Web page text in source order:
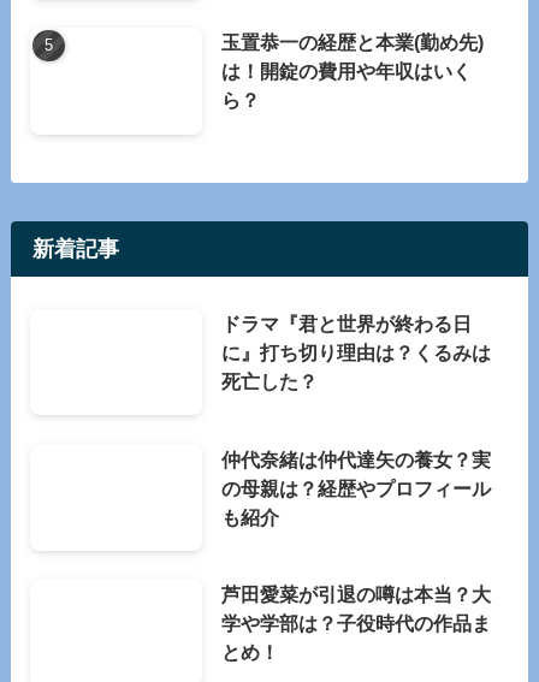
玉置恭一の経歴と本業(勤め先)
は！開錠の費用や年収はいく
ら？
新着記事
ドラマ『君と世界が終わる日
に』打ち切り理由は？くるみは
死亡した？
仲代奈緒は仲代達矢の養女？実
の母親は？経歴やプロフィール
も紹介
芦田愛菜が引退の噂は本当？大
学や学部は？子役時代の作品ま
とめ！